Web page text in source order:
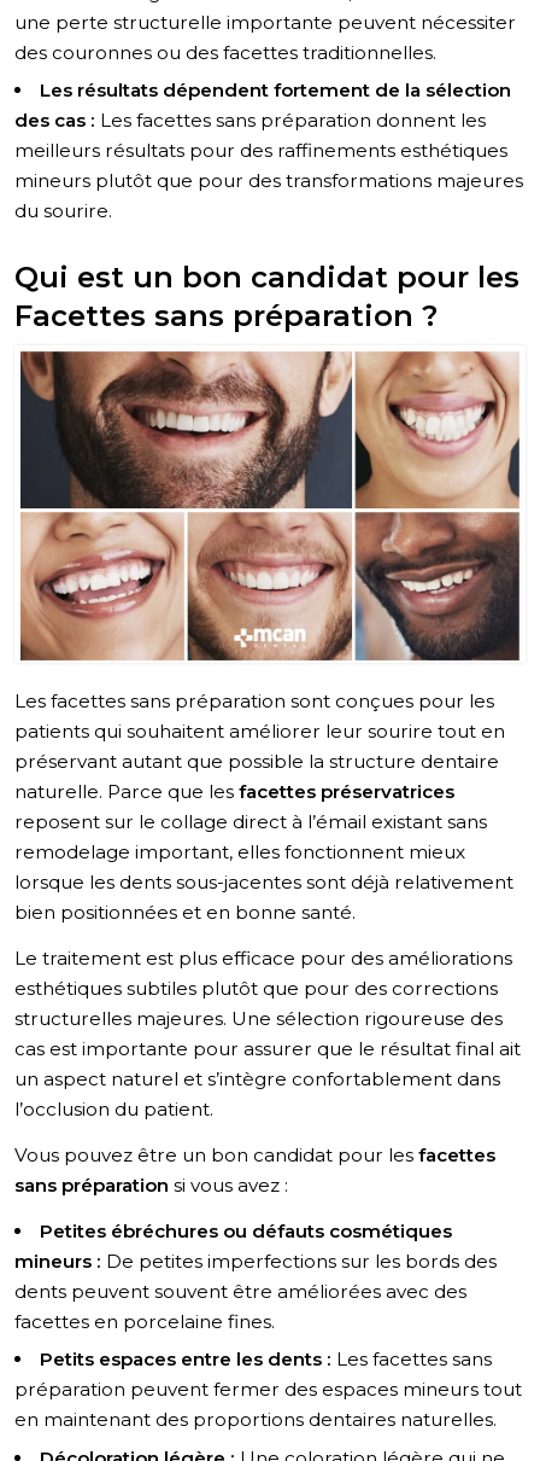
une perte structurelle importante peuvent nécessiter
des couronnes ou des facettes traditionnelles.
Les résultats dépendent fortement de la sélection
des cas : Les facettes sans préparation donnent les
meilleurs résultats pour des raffinements esthétiques
mineurs plutôt que pour des transformations majeures
du sourire.
Qui est un bon candidat pour les
Facettes sans préparation ?
Les facettes sans préparation sont conçues pour les
patients qui souhaitent améliorer leur sourire tout en
préservant autant que possible la structure dentaire
naturelle. Parce que les facettes préservatrices
reposent sur le collage direct à l’émail existant sans
remodelage important, elles fonctionnent mieux
lorsque les dents sous-jacentes sont déjà relativement
bien positionnées et en bonne santé.
Le traitement est plus efficace pour des améliorations
esthétiques subtiles plutôt que pour des corrections
structurelles majeures. Une sélection rigoureuse des
cas est importante pour assurer que le résultat final ait
un aspect naturel et s’intègre confortablement dans
l’occlusion du patient.
Vous pouvez être un bon candidat pour les facettes
sans préparation si vous avez :
Petites ébréchures ou défauts cosmétiques
mineurs : De petites imperfections sur les bords des
dents peuvent souvent être améliorées avec des
facettes en porcelaine fines.
Petits espaces entre les dents : Les facettes sans
préparation peuvent fermer des espaces mineurs tout
en maintenant des proportions dentaires naturelles.